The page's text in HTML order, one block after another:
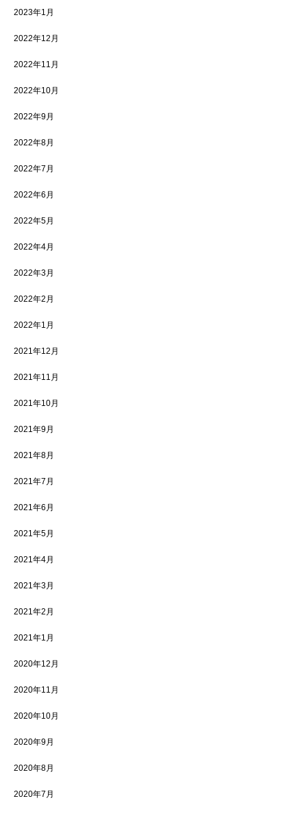
2023年1月
2022年12月
2022年11月
2022年10月
2022年9月
2022年8月
2022年7月
2022年6月
2022年5月
2022年4月
2022年3月
2022年2月
2022年1月
2021年12月
2021年11月
2021年10月
2021年9月
2021年8月
2021年7月
2021年6月
2021年5月
2021年4月
2021年3月
2021年2月
2021年1月
2020年12月
2020年11月
2020年10月
2020年9月
2020年8月
2020年7月